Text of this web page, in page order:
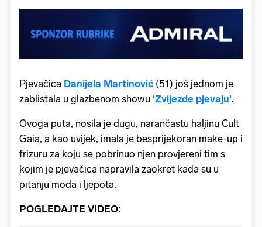
Pjevačica Danijela Martinović (51) još jednom je
zablistala u glazbenom showu 'Zvijezde pjevaju'.
Ovoga puta, nosila je dugu, narančastu haljinu Cult
Gaia, a kao uvijek, imala je besprijekoran make-up i
frizuru za koju se pobrinuo njen provjereni tim s
kojim je pjevačica napravila zaokret kada su u
pitanju moda i ljepota.
POGLEDAJTE VIDEO: